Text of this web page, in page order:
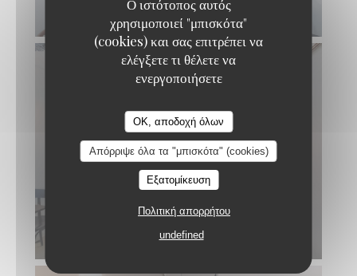
Ο ιστότοπος αυτός
χρησιμοποιεί "μπισκότα"
(cookies) και σας επιτρέπει να
ελέγξετε τι θέλετε να
ενεργοποιήσετε
OK, αποδοχή όλων
Απόρριψε όλα τα "μπισκότα" (cookies)
Εξατομίκευση
Πολιτική απορρήτου
undefined
Gare au Gorille